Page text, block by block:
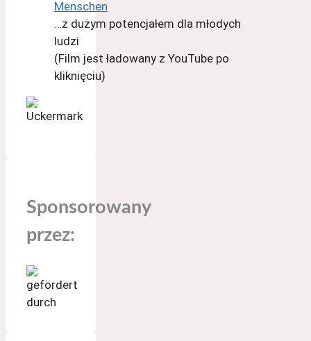
…z dużym potencjałem dla młodych
ludzi
(Film jest ładowany z YouTube po
kliknięciu)
Sponsorowany
przez: